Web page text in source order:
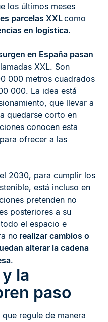
los últimos meses
parcelas XXLcomo
en logística.
en España pasan
XXL. Son
000 metros cuadrados
000. La idea está
que llevar a
quedarse corto en
conocen esta
ofrecer a las
2030, para cumplir los
está incluso en
pretenden no
posteriores a su
el espacio e
no realizar cambios o
alterar la cadena
.
la
paso
regule de manera